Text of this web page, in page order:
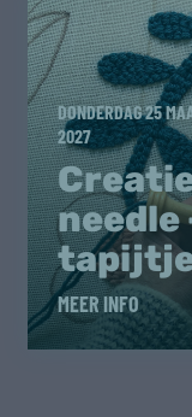
DONDERDAG 25
2027
needle
MEER INFO